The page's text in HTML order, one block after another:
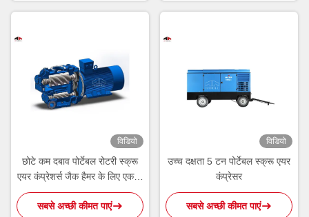
विडियो
छोटे कम दबाव पोर्टेबल रोटरी स्क्रू
एयर कंप्रेशर्स जैक हैमर के लिए एक दो
पहिया घुड़सवार:
सबसे अच्छी कीमत पाएं
विडियो
उच्च दक्षता 5 टन पोर्टेबल स्क्रू एयर
कंप्रेसर
सबसे अच्छी कीमत पाएं